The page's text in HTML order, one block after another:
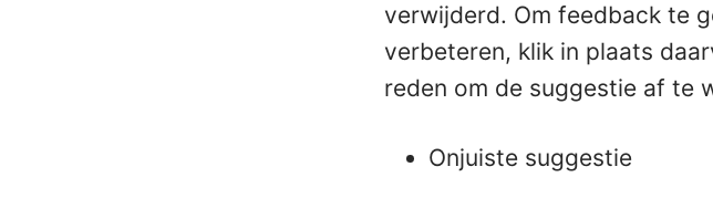
verwijderd. Om feedback te
verbeteren, klik in plaats
reden om de suggestie af te
Onjuiste suggestie